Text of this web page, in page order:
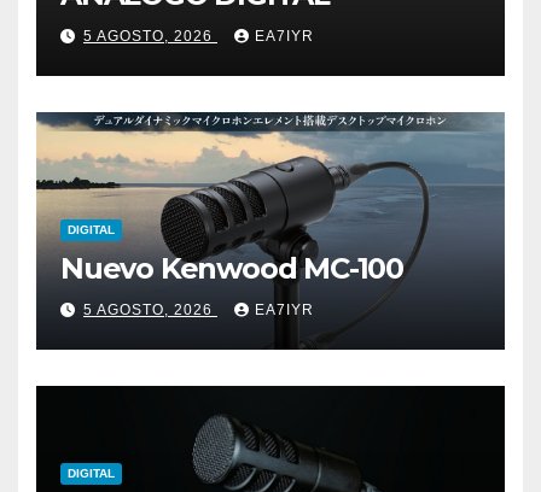
5 AGOSTO, 2026 EA7IYR
DIGITAL
Nuevo Kenwood MC-100
5 AGOSTO, 2026 EA7IYR
DIGITAL